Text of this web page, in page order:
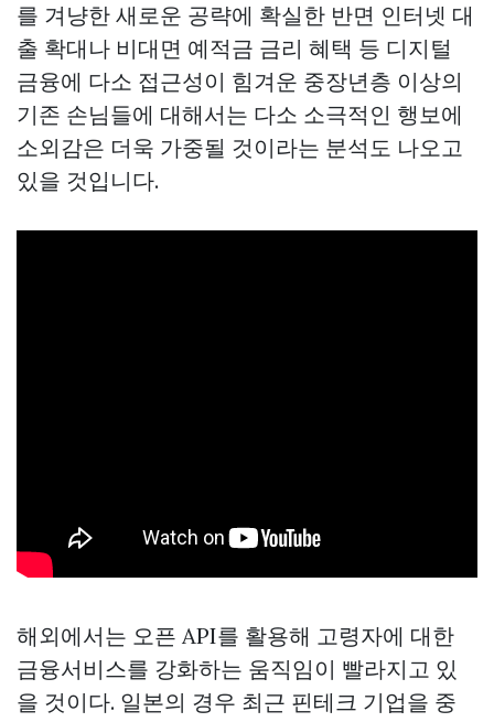
를 겨냥한 새로운 공략에 확실한 반면 인터넷 대
출 확대나 비대면 예적금 금리 혜택 등 디지털
금융에 다소 접근성이 힘겨운 중장년층 이상의
기존 손님들에 대해서는 다소 소극적인 행보에
소외감은 더욱 가중될 것이라는 분석도 나오고
있을 것입니다.
해외에서는 오픈 API를 활용해 고령자에 대한
금융서비스를 강화하는 움직임이 빨라지고 있
을 것이다. 일본의 경우 최근 핀테크 기업을 중